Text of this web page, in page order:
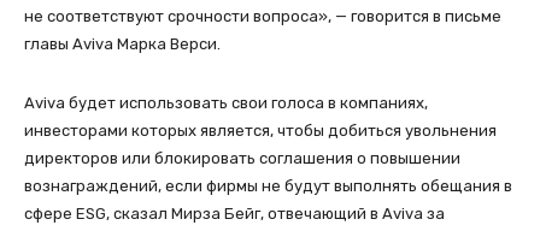
не соответствуют срочности вопроса», — говорится в письме
главы Aviva Марка Верси.
Aviva будет использовать свои голоса в компаниях,
инвесторами которых является, чтобы добиться увольнения
директоров или блокировать соглашения о повышении
вознаграждений, если фирмы не будут выполнять обещания в
сфере ESG, сказал Мирза Бейг, отвечающий в Aviva за